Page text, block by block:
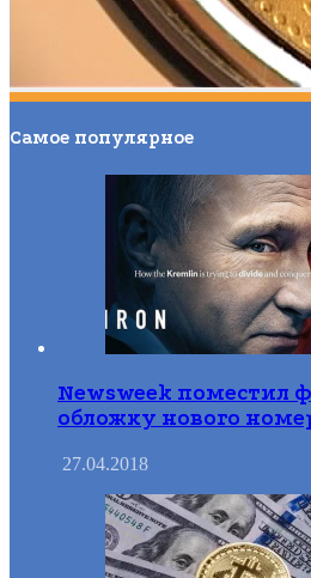
Самое популярное
Newsweek поместил
обложку нового
27.04.2018